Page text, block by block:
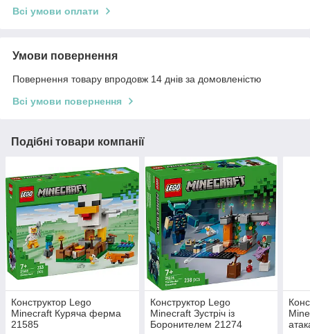
Всі умови оплати
Умови повернення
Повернення товару впродовж 14 днів за домовленістю
Всі умови повернення
Подібні товари компанії
Конструктор Lego
Minecraft Куряча ферма
21585
Конструктор Lego
Minecraft Зустріч із
Боронителем 21274